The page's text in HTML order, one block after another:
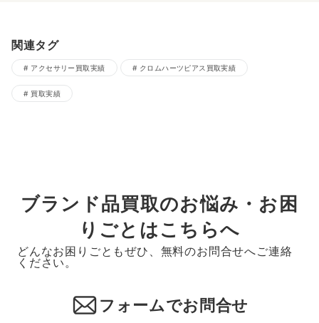
関連タグ
アクセサリー買取実績 クロムハーツピアス買取実績
買取実績
ブランド品買取のお悩み・お困
りごとはこちらへ
どんなお困りごともぜひ、無料のお問合せへご連絡
ください。
フォームでお問合せ